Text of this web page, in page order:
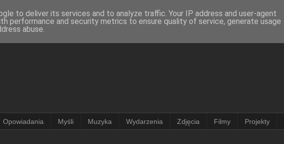
Opowiadania Myśli Muzyka Wydarzenia Zdjęcia Filmy Projekty
to deliver its services and to analyze traffic. Your IP address and user-agent
performance and security metrics to ensure quality of service, generate usage
abuse.